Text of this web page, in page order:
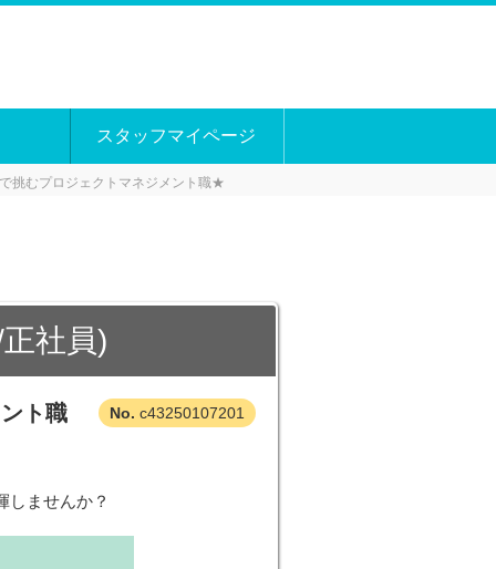
スタッフマイページ
挑むプロジェクトマネジメント職★
社員)
c43250107201
ト職
しませんか？